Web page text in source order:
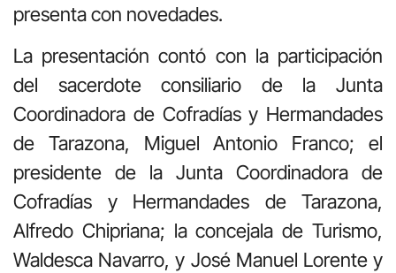
presenta con novedades.
La presentación contó con la participación
del sacerdote consiliario de la Junta
Coordinadora de Cofradías y Hermandades
de Tarazona, Miguel Antonio Franco; el
presidente de la Junta Coordinadora de
Cofradías y Hermandades de Tarazona,
Alfredo Chipriana; la concejala de Turismo,
Waldesca Navarro, y José Manuel Lorente y